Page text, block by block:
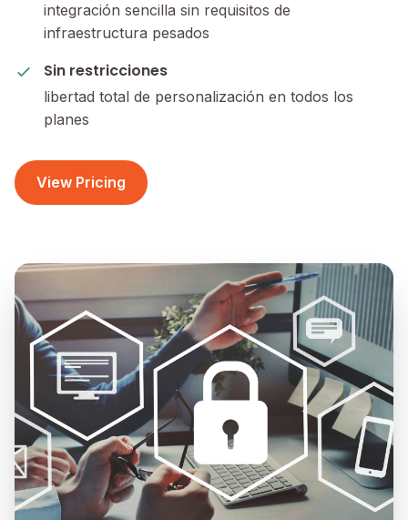
integración sencilla sin requisitos de
infraestructura pesados
Sin restricciones
libertad total de personalización en todos los
planes
View Pricing